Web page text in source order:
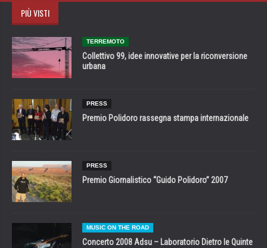
PIÙ VISTI
TERREMOTO
Collettivo 99, idee innovative per la riconversione
urbana
PRESS
Premio Polidoro rassegna stampa internazionale
PRESS
Premio Giornalistico “Guido Polidoro” 2007
MUSIC ON THE ROAD
Concerto 2008 Adsu – Laboratorio Dietro le Quinte